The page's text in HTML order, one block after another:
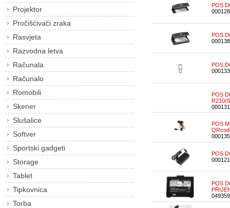
Projektor
Pročišćivači zraka
Rasvjeta
Razvodna letva
Računala
Računalo
Romobili
Skener
Slušalice
Softver
Sportski gadgeti
Storage
Tablet
Tipkovnica
Torba
POS
POS
POS
POS
R210/
POS
POS
POS